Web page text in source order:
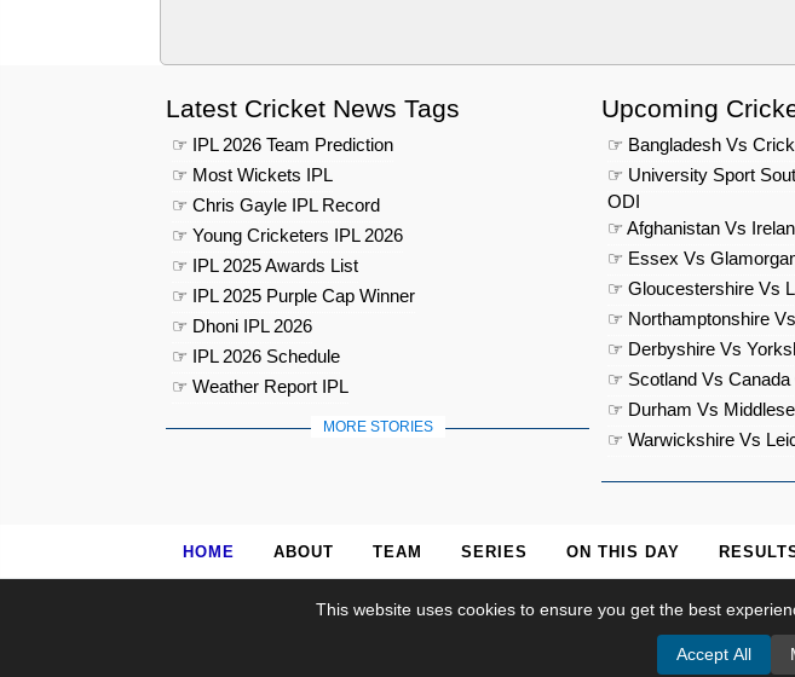
Latest Cricket News Tags
☞ IPL 2026 Team Prediction
☞ Most Wickets IPL
☞ Chris Gayle IPL Record
☞ Young Cricketers IPL 2026
☞ IPL 2025 Awards List
☞ IPL 2025 Purple Cap Winner
☞ Dhoni IPL 2026
☞ IPL 2026 Schedule
☞ Weather Report IPL
MORE STORIES
Upcoming
☞ Bangladesh Vs
☞ University Sport
ODI
☞ Afghanistan Vs
☞ Essex Vs
☞ Gloucestershire Vs
☞ Northamptonshire
☞ Derbyshire Vs
☞ Scotland Vs Canada
☞ Durham Vs
☞ Warwickshire Vs
HOME ABOUT TEAM SERIES ON THIS DAY
©
This website uses cookies to ensure you get the best
Accept All